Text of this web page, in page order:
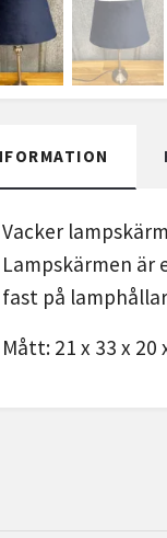
Vacker
Lampskärmen är
fast på
Mått: 21 x 33 x 20